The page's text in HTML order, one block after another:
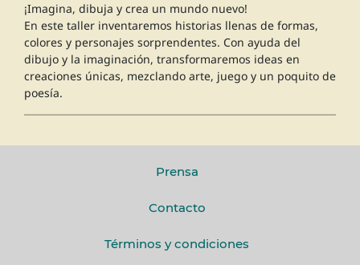
¡Imagina, dibuja y crea un mundo nuevo!
En este taller inventaremos historias llenas de formas,
colores y personajes sorprendentes. Con ayuda del
dibujo y la imaginación, transformaremos ideas en
creaciones únicas, mezclando arte, juego y un poquito de
poesía.
Prensa
Contacto
Términos y condiciones